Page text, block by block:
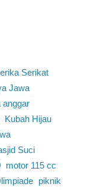
Serikat
Jawa
anggar
Kubah Hijau
Suci
motor 115 cc
piknik